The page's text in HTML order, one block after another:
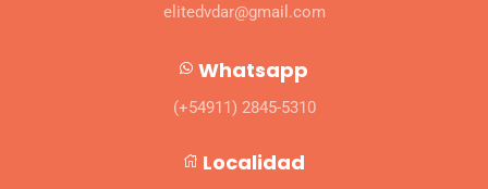
elitedvdar@gmail.com
Whatsapp
(+54911) 2845-5310
Localidad